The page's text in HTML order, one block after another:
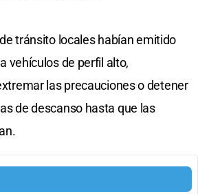
tránsito locales habían emitido
vehículos de perfil alto,
las precauciones o detener
de descanso hasta que las